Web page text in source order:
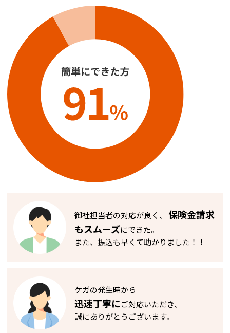
御社担当者の対応が良く、
保険金請求
もスムーズにできた。
また、振込も早くて助かりました！！
ケガの発生時から
迅速丁寧にご対応いただき、
誠にありがとうございます。